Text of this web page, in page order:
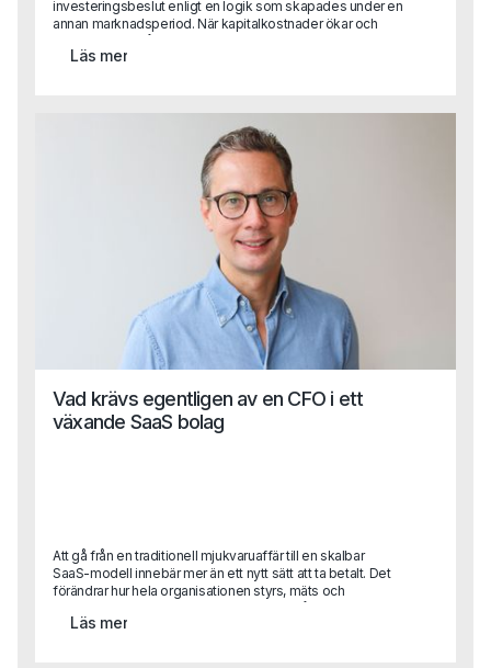
investeringsbeslut enligt en logik som skapades under en
annan marknadsperiod. När kapitalkostnader ökar och
konkurrensen hårdnar blir konsekvensen ofta att tillväxt
inte längre leder till lönsamhet.
Läs mer
Vad krävs egentligen av en CFO i ett
växande SaaS bolag
Att gå från en traditionell mjukvaruaffär till en skalbar
SaaS-modell innebär mer än ett nytt sätt att ta betalt. Det
förändrar hur hela organisationen styrs, mäts och
prioriterar.För CFO innebär det ett skifte från klassisk
uppföljning till att bli en central affärspartner i tillväxtresan
Läs mer